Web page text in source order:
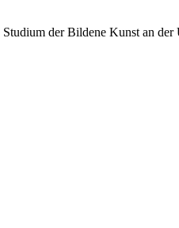
Studium der Bildene